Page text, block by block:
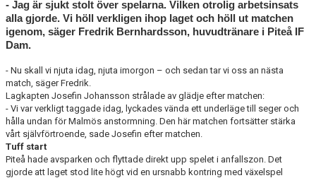
- Jag är sjukt stolt över spelarna. Vilken otrolig arbetsinsats
alla gjorde. Vi höll verkligen ihop laget och höll ut matchen
igenom, säger Fredrik Bernhardsson, huvudtränare i Piteå IF
Dam.
- Nu skall vi njuta idag, njuta imorgon – och sedan tar vi oss an nästa
match, säger Fredrik.
Lagkapten Josefin Johansson strålade av glädje efter matchen:
- Vi var verkligt taggade idag, lyckades vända ett underläge till seger och
hålla undan för Malmös anstormning. Den här matchen fortsätter stärka
vårt självförtroende, sade Josefin efter matchen.
Tuff start
Piteå hade avsparken och flyttade direkt upp spelet i anfallszon. Det
gjorde att laget stod lite högt vid en ursnabb kontring med växelspel